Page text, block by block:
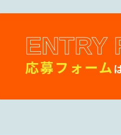
ENTRY
応募フォーム